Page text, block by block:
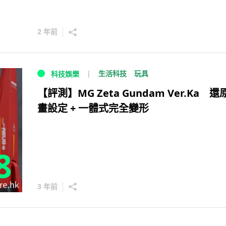
2 年前
科技娛樂 生活科技 玩具
【評測】MG Zeta Gundam Ver.Ka 還
畫設定 + 一體式完全變形
3 年前